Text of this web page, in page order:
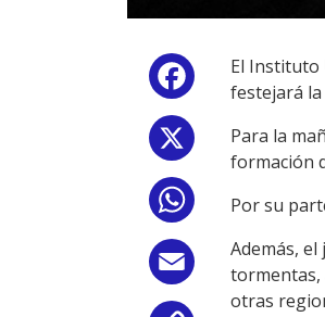
Facebook
WhatsApp
Email
El Instituto
festejará
Para la
formación
Por su
Además,
tormentas,
otras